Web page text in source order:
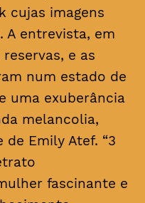
cujas imagens
A entrevista, em
e as
num estado de
uma exuberância
melancolia,
Emily Atef. “3
fascinante e